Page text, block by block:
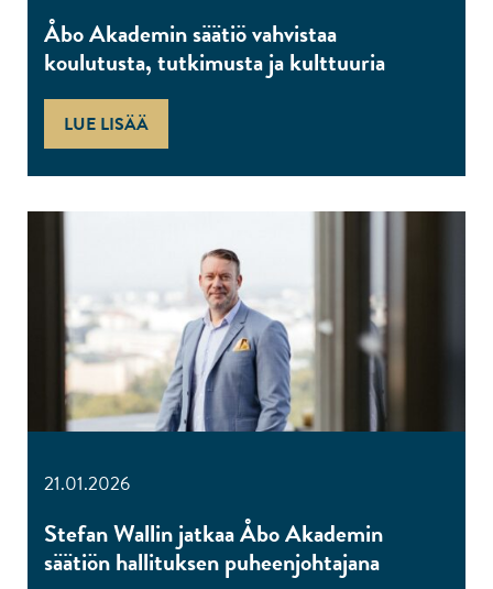
Åbo Akademin säätiö vahvistaa
koulutusta, tutkimusta ja kulttuuria
LUE LISÄÄ
21.01.2026
Stefan Wallin jatkaa Åbo Akademin
säätiön hallituksen puheenjohtajana